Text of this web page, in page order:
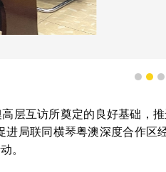
企业向发言代表咨询落户
1 2 3
层互访所奠定的良好基础，
进局联同横琴粤澳深度合作
。